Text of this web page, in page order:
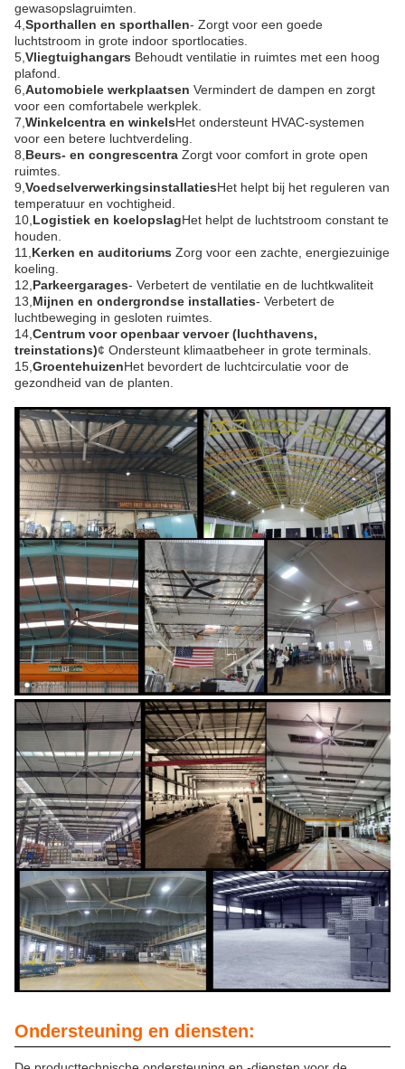
gewasopslagruimten.
4, Sporthallen en sporthallen- Zorgt voor een goede
luchtstroom in grote indoor sportlocaties.
5, Vliegtuighangars ️ Behoudt ventilatie in ruimtes met een hoog
plafond.
6, Automobiele werkplaatsen ️ Vermindert de dampen en zorgt
voor een comfortabele werkplek.
7, Winkelcentra en winkelsHet ondersteunt HVAC-systemen
voor een betere luchtverdeling.
8, Beurs- en congrescentra ️ Zorgt voor comfort in grote open
ruimtes.
9, VoedselverwerkingsinstallatiesHet helpt bij het reguleren van
temperatuur en vochtigheid.
10, Logistiek en koelopslagHet helpt de luchtstroom constant te
houden.
11, Kerken en auditoriums ️ Zorg voor een zachte, energiezuinige
koeling.
12, Parkeergarages- Verbetert de ventilatie en de luchtkwaliteit
13, Mijnen en ondergrondse installaties- Verbetert de
luchtbeweging in gesloten ruimtes.
14, Centrum voor openbaar vervoer (luchthavens,
treinstations)¢ Ondersteunt klimaatbeheer in grote terminals.
15, GroentehuizenHet bevordert de luchtcirculatie voor de
gezondheid van de planten.
Ondersteuning en diensten: